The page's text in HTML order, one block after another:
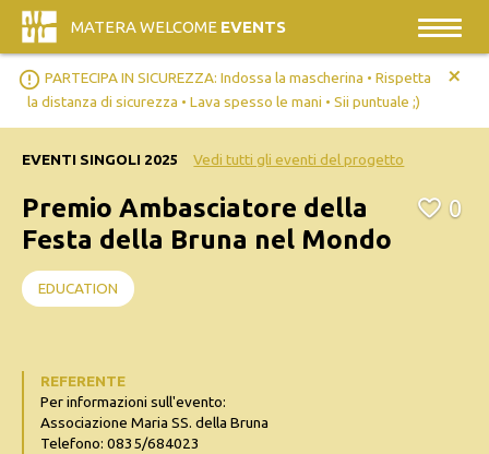
MATERA WELCOME EVENTS
error_outline PARTECIPA IN SICUREZZA: Indossa la mascherina • Rispetta
la distanza di sicurezza • Lava spesso le mani • Sii puntuale ;)
+
EVENTI SINGOLI 2025 Vedi tutti gli eventi del progetto
Premio Ambasciatore della
Festa della Bruna nel Mondo
0
EDUCATION
REFERENTE
Per informazioni sull'evento:
Associazione Maria SS. della Bruna
Telefono: 0835/684023